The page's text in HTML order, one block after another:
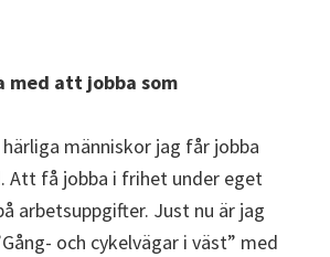
med att jobba som
människor jag får jobba
Att få jobba i frihet under eget
arbetsuppgifter. Just nu är jag
och cykelvägar i väst” med